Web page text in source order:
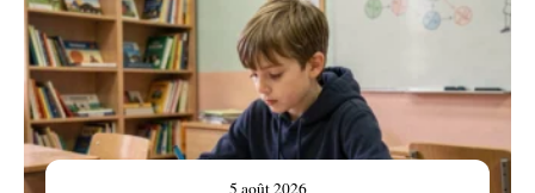
5 août 2026